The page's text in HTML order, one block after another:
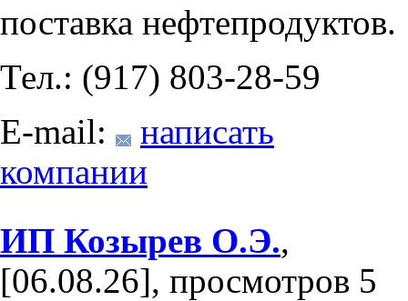
поставка нефтепродуктов.
Тел.: (917) 803-28-59
E-mail:
написать
компании
ИП Козырев О.Э.,
[06.08.26], просмотров 5